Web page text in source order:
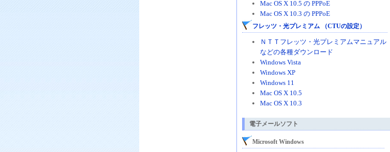
Mac OS X 10.5 の PPPoE
Mac OS X 10.3 の PPPoE
フレッツ・光プレミアム （CTUの設定）
ＮＴＴフレッツ・光プレミアムマニュアル
などの各種ダウンロード
Windows Vista
Windows XP
Windows 11
Mac OS X 10.5
Mac OS X 10.3
電子メールソフト
Microsoft Windows